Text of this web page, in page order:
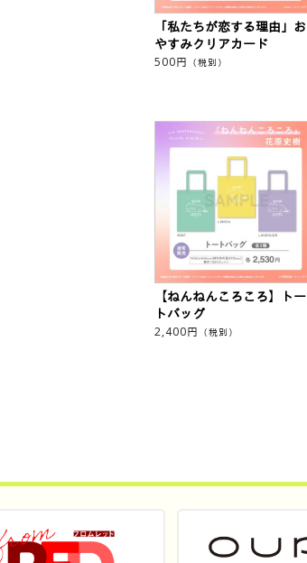
「私たちが恋する理由」お
やすみクリアカード
500円 （税別）
【ねんねんころころ】トー
トバッグ
2,400円 （税別）